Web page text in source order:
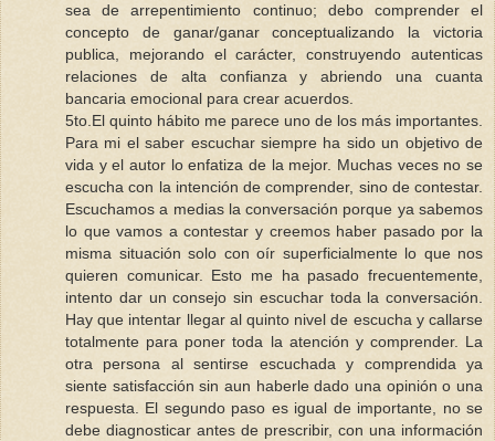
sea de arrepentimiento continuo; debo comprender el
concepto de ganar/ganar conceptualizando la victoria
publica, mejorando el carácter, construyendo autenticas
relaciones de alta confianza y abriendo una cuanta
bancaria emocional para crear acuerdos.
5to.El quinto hábito me parece uno de los más importantes.
Para mi el saber escuchar siempre ha sido un objetivo de
vida y el autor lo enfatiza de la mejor. Muchas veces no se
escucha con la intención de comprender, sino de contestar.
Escuchamos a medias la conversación porque ya sabemos
lo que vamos a contestar y creemos haber pasado por la
misma situación solo con oír superficialmente lo que nos
quieren comunicar. Esto me ha pasado frecuentemente,
intento dar un consejo sin escuchar toda la conversación.
Hay que intentar llegar al quinto nivel de escucha y callarse
totalmente para poner toda la atención y comprender. La
otra persona al sentirse escuchada y comprendida ya
siente satisfacción sin aun haberle dado una opinión o una
respuesta. El segundo paso es igual de importante, no se
debe diagnosticar antes de prescribir, con una información